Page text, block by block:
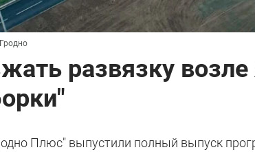
развязку
Плюс" выпустили полный выпуск